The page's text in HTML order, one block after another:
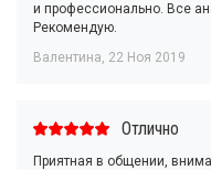
и профессионально. Все
Рекомендую.
Валентина, 22 Ноя 2019
Отлично
Приятная в общении,